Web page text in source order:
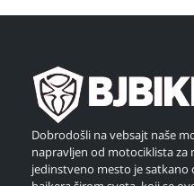
Dobrodošli na vebsajt naše
napravljen od motociklista za
jedinstveno mesto je satkano